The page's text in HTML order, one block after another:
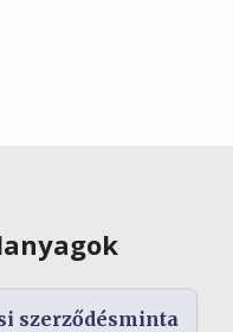
szerződésminta